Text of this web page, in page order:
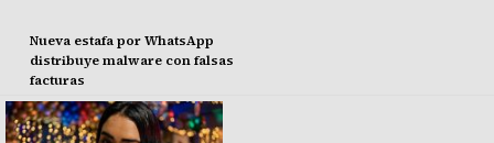
Nueva estafa por WhatsApp
distribuye malware con falsas
facturas